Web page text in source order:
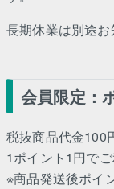
長期休業は別途お
会員限定：
税抜商品代金100
1ポイント1円でご
※商品発送後ポイ